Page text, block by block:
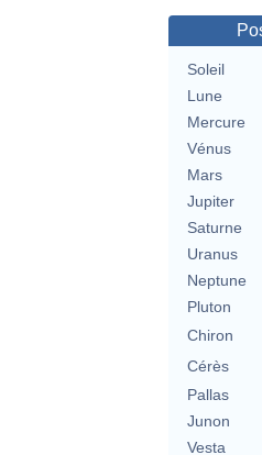
Soleil
Lune
Mercure
Vénus
Mars
Jupiter
Saturne
Uranus
Neptune
Pluton
Chiron
Cérès
Pallas
Junon
Vesta